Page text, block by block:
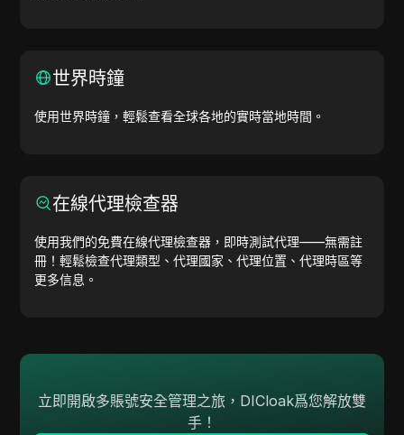
世界時鐘
使用世界時鐘，輕鬆查看全球各地的實時當地時間。
在線代理檢查器
使用我們的免費在線代理檢查器，即時測試代理——無需註
冊！輕鬆檢查代理類型、代理國家、代理位置、代理時區等
更多信息。
立即開啟多賬號安全管理之旅，DICloak爲您解放雙
手！